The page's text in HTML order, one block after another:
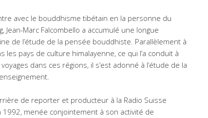
avec le bouddhisme tibétain en la personne du
Jean-Marc Falcombello a accumulé une longue
de l’étude de la pensée bouddhiste. Parallèlement à
pays de culture himalayenne, ce qui l’a conduit à
dans ces régions, il s’est adonné à l’étude de la
de reporter et producteur à la Radio Suisse
1992, menée conjointement à son activité de